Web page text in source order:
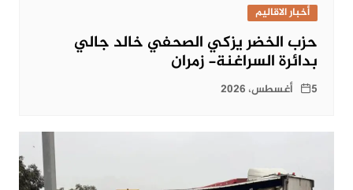
أخبار الاقاليم
حزب الخضر يزكي الصحفي خالد جالي
بدائرة السراغنة- زمران
5 أغسطس، 2026